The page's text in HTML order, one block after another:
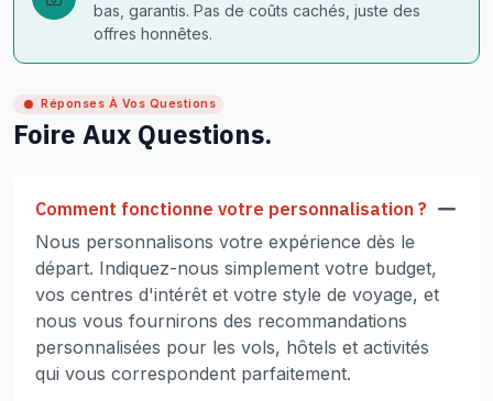
bas, garantis. Pas de coûts cachés, juste des
offres honnêtes.
Réponses À Vos Questions
Foire Aux Questions.
Comment fonctionne votre personnalisation ?
Nous personnalisons votre expérience dès le
départ. Indiquez-nous simplement votre budget,
vos centres d'intérêt et votre style de voyage, et
nous vous fournirons des recommandations
personnalisées pour les vols, hôtels et activités
qui vous correspondent parfaitement.